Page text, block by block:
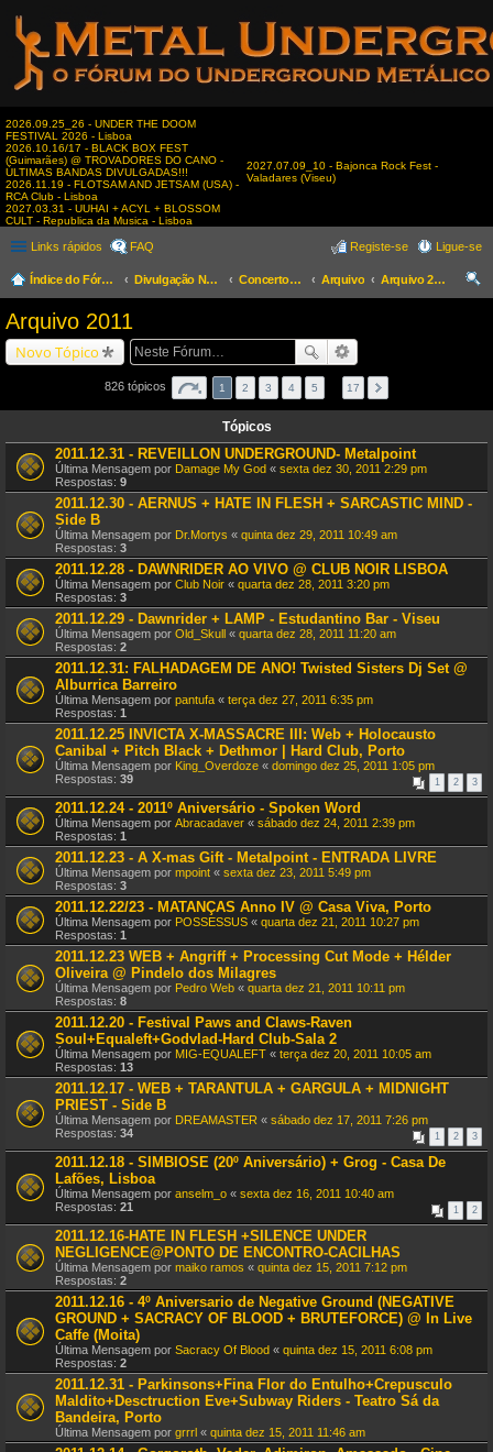
2026.09.25_26 - UNDER THE DOOM
FESTIVAL 2026 - Lisboa
2026.10.16/17 - BLACK BOX FEST
(Guimarães) @ TROVADORES DO CANO -
ÚLTIMAS BANDAS DIVULGADAS!!!
2026.11.19 - FLOTSAM AND JETSAM (USA) -
RCA Club - Lisboa
2027.03.31 - UUHAI + ACYL + BLOSSOM
CULT - Republica da Musica - Lisboa
2027.07.09_10 - Bajonca Rock Fest -
Valadares (Viseu)
Links rápidos FAQ Ligue-se
Registe-se
Índice do Fórum Divulgação Nacional Concertos & Eventos Arquivo
Arquivo 2011
Arquivo 2011
Novo Tópico
826 tópicos 1 2 3 4 5 17
Tópicos
2011.12.31 - REVEILLON UNDERGROUND- Metalpoint
Última Mensagem por Damage My God « sexta dez 30, 2011 2:29 pm
Respostas: 9
2011.12.30 - AERNUS + HATE IN FLESH + SARCASTIC MIND -
Side B
Última Mensagem por Dr.Mortys « quinta dez 29, 2011 10:49 am
Respostas: 3
2011.12.28 - DAWNRIDER AO VIVO @ CLUB NOIR LISBOA
Última Mensagem por Club Noir « quarta dez 28, 2011 3:20 pm
Respostas: 3
2011.12.29 - Dawnrider + LAMP - Estudantino Bar - Viseu
Última Mensagem por Old_Skull « quarta dez 28, 2011 11:20 am
Respostas: 2
2011.12.31: FALHADAGEM DE ANO! Twisted Sisters Dj Set @
Alburrica Barreiro
Última Mensagem por pantufa « terça dez 27, 2011 6:35 pm
Respostas: 1
2011.12.25 INVICTA X-MASSACRE III: Web + Holocausto
Canibal + Pitch Black + Dethmor | Hard Club, Porto
Última Mensagem por King_Overdoze « domingo dez 25, 2011 1:05 pm
Respostas: 39 1 2 3
2011.12.24 - 2011º Aniversário - Spoken Word
Última Mensagem por Abracadaver « sábado dez 24, 2011 2:39 pm
Respostas: 1
2011.12.23 - A X-mas Gift - Metalpoint - ENTRADA LIVRE
Última Mensagem por mpoint « sexta dez 23, 2011 5:49 pm
Respostas: 3
2011.12.22/23 - MATANÇAS Anno IV @ Casa Viva, Porto
Última Mensagem por POSSESSUS « quarta dez 21, 2011 10:27 pm
Respostas: 1
2011.12.23 WEB + Angriff + Processing Cut Mode + Hélder
Oliveira @ Pindelo dos Milagres
Última Mensagem por Pedro Web « quarta dez 21, 2011 10:11 pm
Respostas: 8
2011.12.20 - Festival Paws and Claws-Raven
Soul+Equaleft+Godvlad-Hard Club-Sala 2
Última Mensagem por MIG-EQUALEFT « terça dez 20, 2011 10:05 am
Respostas: 13
2011.12.17 - WEB + TARANTULA + GARGULA + MIDNIGHT
PRIEST - Side B
Última Mensagem por DREAMASTER « sábado dez 17, 2011 7:26 pm
Respostas: 34 1 2 3
2011.12.18 - SIMBIOSE (20º Aniversário) + Grog - Casa De
Lafões, Lisboa
Última Mensagem por anselm_o « sexta dez 16, 2011 10:40 am
Respostas: 21 1 2
2011.12.16-HATE IN FLESH +SILENCE UNDER
NEGLIGENCE@PONTO DE ENCONTRO-CACILHAS
Última Mensagem por maiko ramos « quinta dez 15, 2011 7:12 pm
Respostas: 2
2011.12.16 - 4º Aniversario de Negative Ground (NEGATIVE
GROUND + SACRACY OF BLOOD + BRUTEFORCE) @ In Live
Caffe (Moita)
Última Mensagem por Sacracy Of Blood « quinta dez 15, 2011 6:08 pm
Respostas: 2
2011.12.31 - Parkinsons+Fina Flor do Entulho+Crepusculo
Maldito+Desctruction Eve+Subway Riders - Teatro Sá da
Bandeira, Porto
Última Mensagem por grrrl « quinta dez 15, 2011 11:46 am